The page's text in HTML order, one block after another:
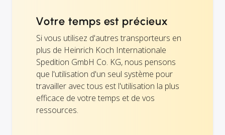
Votre temps est précieux
Si vous utilisez d'autres transporteurs en
plus de Heinrich Koch Internationale
Spedition GmbH Co. KG, nous pensons
que l'utilisation d'un seul système pour
travailler avec tous est l'utilisation la plus
efficace de votre temps et de vos
ressources.